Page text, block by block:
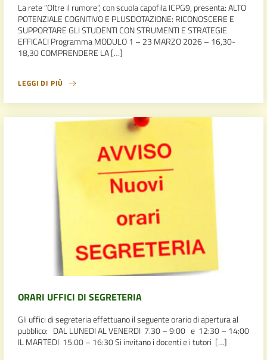
La rete “Oltre il rumore”, con scuola capofila ICPG9, presenta: ALTO
POTENZIALE COGNITIVO E PLUSDOTAZIONE: RICONOSCERE E
SUPPORTARE GLI STUDENTI CON STRUMENTI E STRATEGIE
EFFICACI Programma MODULO 1 – 23 MARZO 2026 – 16,30-
18,30 COMPRENDERE LA […]
LEGGI DI PIÙ
ORARI UFFICI DI SEGRETERIA
Gli uffici di segreteria effettuano il seguente orario di apertura al
pubblico: DAL LUNEDI AL VENERDI 7.30 – 9:00 e 12:30 – 14:00
IL MARTEDI 15:00 – 16:30 Si invitano i docenti e i tutori […]